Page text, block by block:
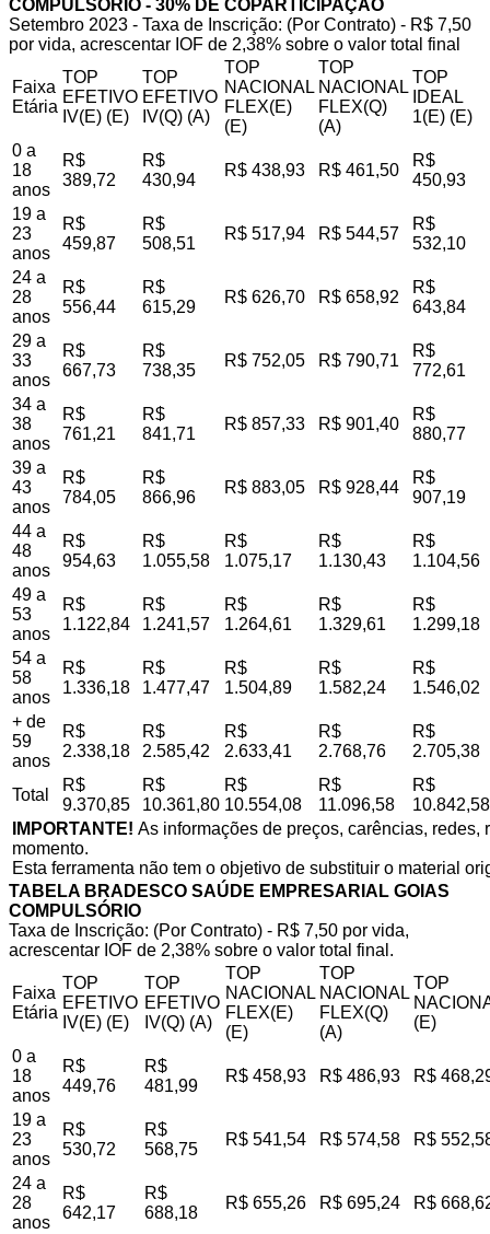
COMPULSÓRIO - 30% DE COPARTICIPAÇÃO
Setembro 2023 - Taxa de Inscrição: (Por Contrato) - R$ 7,50
por vida, acrescentar IOF de 2,38% sobre o valor total final
Faixa
Etária
TOP
EFETIVO
IV(E) (E)
TOP
EFETIVO
IV(Q) (A)
TOP
NACIONAL
FLEX(E)
(E)
TOP
NACIONAL
FLEX(Q)
(A)
TOP
IDEAL
1(E) (E)
0 a
18
anos
R$
389,72
R$
430,94
R$ 438,93 R$ 461,50
R$
450,93
19 a
23
anos
R$
459,87
R$
508,51
R$ 517,94 R$ 544,57
R$
532,10
24 a
28
anos
R$
556,44
R$
615,29
R$ 626,70 R$ 658,92
R$
643,84
29 a
33
anos
R$
667,73
R$
738,35
R$ 752,05 R$ 790,71
R$
772,61
34 a
38
anos
R$
761,21
R$
841,71
R$ 857,33 R$ 901,40
R$
880,77
39 a
43
anos
R$
784,05
R$
866,96
R$ 883,05 R$ 928,44
R$
907,19
44 a
48
anos
R$
954,63
R$
1.055,58
R$
1.075,17
R$
1.130,43
R$
1.104,56
49 a
53
anos
R$
1.122,84
R$
1.241,57
R$
1.264,61
R$
1.329,61
R$
1.299,18
54 a
58
anos
R$
1.336,18
R$
1.477,47
R$
1.504,89
R$
1.582,24
R$
1.546,02
+ de
59
anos
R$
2.338,18
R$
2.585,42
R$
2.633,41
R$
2.768,76
R$
2.705,38
Total
R$
9.370,85
R$
10.361,80
R$
10.554,08
R$
11.096,58
R$
10.842,58
IMPORTANTE! As informações de preços, carências,
momento.
Esta ferramenta não tem o objetivo de substituir o material
TABELA BRADESCO SAÚDE EMPRESARIAL GOIAS
COMPULSÓRIO
Taxa de Inscrição: (Por Contrato) - R$ 7,50 por vida,
acrescentar IOF de 2,38% sobre o valor total final.
Faixa
Etária
TOP
EFETIVO
IV(E) (E)
TOP
EFETIVO
IV(Q) (A)
TOP
NACIONAL
FLEX(E)
(E)
TOP
NACIONAL
FLEX(Q)
(A)
TOP
(E)
0 a
18
anos
R$
449,76
R$
481,99
R$ 458,93 R$ 486,93 R$
19 a
23
anos
R$
530,72
R$
568,75
R$ 541,54 R$ 574,58 R$
24 a
28
anos
R$
642,17
R$
688,18
R$ 655,26 R$ 695,24 R$